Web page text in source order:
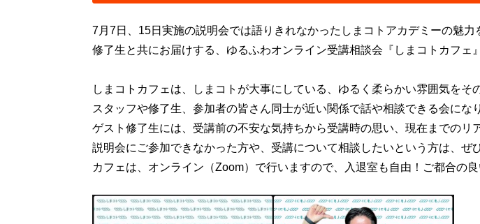
7月7日、15日実施の説明会では語りきれなかったしまコトアカデミーの魅力
修了生と共にお届けする、ゆるふわオンライン受講相談会『しまコトカフェ
しまコトカフェは、しまコトが大事にしている、ゆるく柔らかい雰囲気をそ
スタッフや修了生、参加者の皆さん同士が近い関係で話や相談できる会にな
ゲスト修了生には、受講前の不安な気持ちから受講時の思い、現在までのリ
説明会にご参加できなかった方や、受講について相談したいという方は、ぜ
カフェは、オンライン（Zoom）で行いますので、入退室も自由！ご都合の良